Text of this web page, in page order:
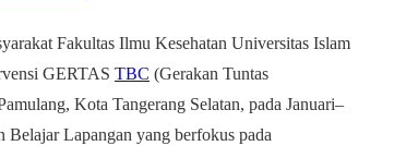
Fakultas Ilmu Kesehatan Universitas Islam
GERTAS TBC (Gerakan Tuntas
Kota Tangerang Selatan, pada Januari–
Belajar Lapangan yang berfokus pada